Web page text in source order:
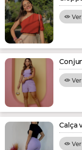
Calça